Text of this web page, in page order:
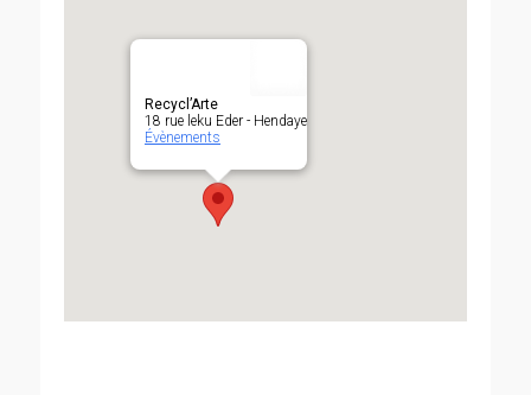
Recycl’Arte
18 rue leku Eder - Hendaye
Évènements